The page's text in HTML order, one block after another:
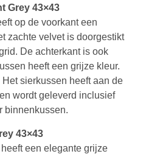
Grey 43×43
op de voorkant een
zachte velvet is doorgestikt
De achterkant is ook
heeft een grijze kleur.
sierkussen heeft aan de
wordt geleverd inclusief
binnenkussen.
43×43
een elegante grijze